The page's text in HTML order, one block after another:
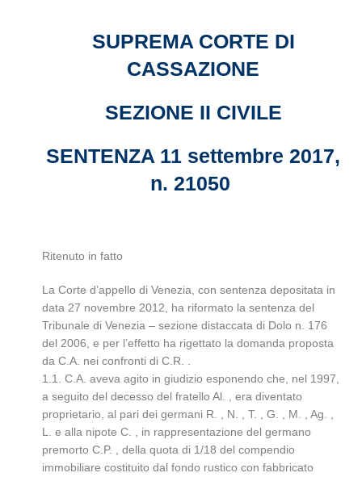
SUPREMA CORTE DI
CASSAZIONE
SEZIONE II CIVILE
SENTENZA 11 settembre 2017,
n. 21050
Ritenuto in fatto
La Corte d’appello di Venezia, con sentenza depositata in
data 27 novembre 2012, ha riformato la sentenza del
Tribunale di Venezia – sezione distaccata di Dolo n. 176
del 2006, e per l’effetto ha rigettato la domanda proposta
da C.A. nei confronti di C.R. .
1.1. C.A. aveva agito in giudizio esponendo che, nel 1997,
a seguito del decesso del fratello Al. , era diventato
proprietario, al pari dei germani R. , N. , T. , G. , M. , Ag. ,
L. e alla nipote C. , in rappresentazione del germano
premorto C.P. , della quota di 1/18 del compendio
immobiliare costituito dal fondo rustico con fabbricato